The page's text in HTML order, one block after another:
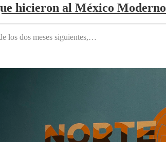
hicieron al México Moderno
los dos meses siguientes,…